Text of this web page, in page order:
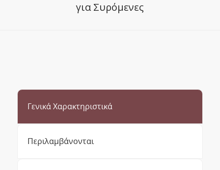
για Συρόμενες
Γενικά Χαρακτηριστικά
Περιλαμβάνονται